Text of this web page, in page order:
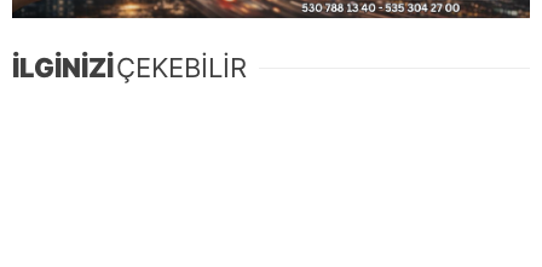
İLGİNİZİÇEKEBİLİR